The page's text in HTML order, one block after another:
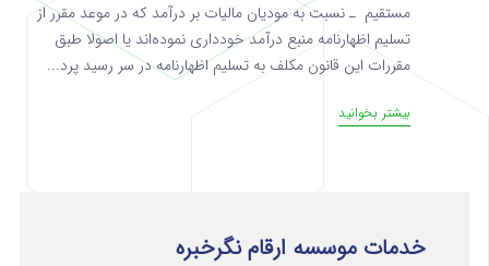
مستقیم ـ نسبت به مودیان مالیات بر درآمد که در موعد مقرر از
تسلیم اظهارنامه منبع درآمد خودداری نموده‌اند یا اصولا طبق
مقررات این قانون مکلف به تسلیم اظهارنامه در سر رسید پرد...
بیشتر بخوانید
خدمات موسسه ارقام نگرخبره